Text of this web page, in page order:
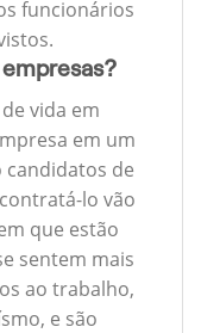
funcionários
vida em
em um
de
lo vão
que estão
sentem mais
ao trabalho,
e são